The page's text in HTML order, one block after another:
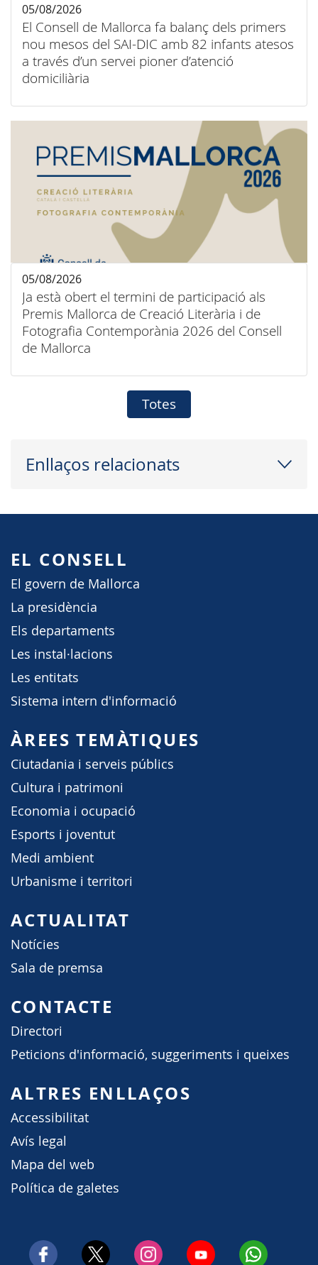
El Consell de Mallorca fa balanç dels primers
nou mesos del SAI-DIC amb 82 infants atesos
a través d’un servei pioner d’atenció
domiciliària
05/08/2026
Ja està obert el termini de participació als
Premis Mallorca de Creació Literària i de
Fotografia Contemporània 2026 del Consell
de Mallorca
05/08/2026
Totes
Enllaços relacionats
EL CONSELL
El govern de Mallorca
La presidència
Els departaments
Les instal·lacions
Les entitats
Sistema intern d'informació
ÀREES TEMÀTIQUES
Ciutadania i serveis públics
Cultura i patrimoni
Economia i ocupació
Esports i joventut
Medi ambient
Urbanisme i territori
ACTUALITAT
Notícies
Sala de premsa
CONTACTE
Directori
Peticions d'informació, suggeriments i queixes
ALTRES ENLLAÇOS
Accessibilitat
Avís legal
Mapa del web
Política de galetes